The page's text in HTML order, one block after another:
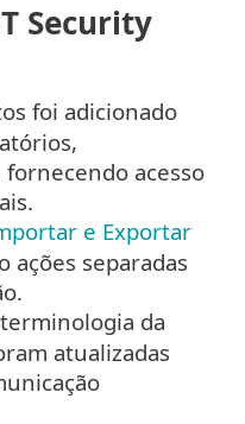
Security
foi adicionado
acesso
e Exportar
ações separadas
da
atualizadas